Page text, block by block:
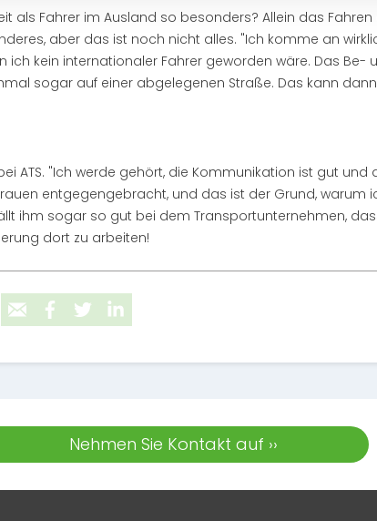
als Fahrer im Ausland so besonders? Allein das Fahren
aber das ist noch nicht alles. "Ich komme an
ich kein internationaler Fahrer geworden wäre. Das Be-
sogar auf einer abgelegenen Straße. Das kann
ATS. "Ich werde gehört, die Kommunikation ist gut und
entgegengebracht, und das ist der Grund, warum
ihm sogar so gut bei dem Transportunternehmen,
dort zu arbeiten!
Nehmen Sie Kontakt auf ››